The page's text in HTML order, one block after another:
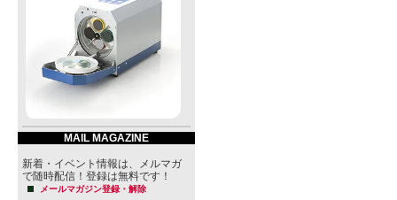
MAIL MAGAZINE
新着・イベント情報は、メルマガ
で随時配信！登録は無料です！
メールマガジン登録・解除